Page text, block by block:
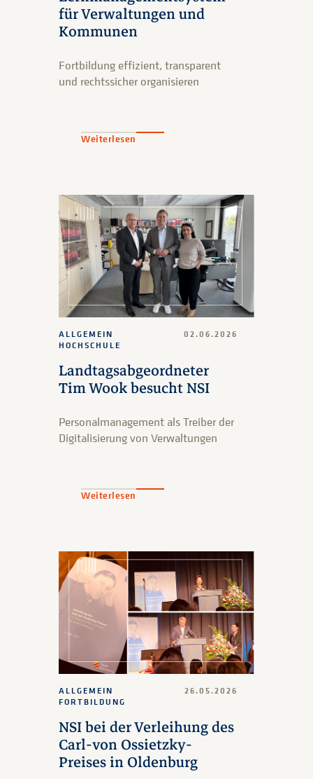
für Verwaltungen und
Kommunen
Fortbildung effizient, transparent
und rechtssicher organisieren
Weiterlesen
Landtagsabgeordneter
Tim Wook besucht NSI
ALLGEMEIN
HOCHSCHULE
02.06.2026
Personalmanagement als Treiber der
Digitalisierung von Verwaltungen
Weiterlesen
NSI bei der Verleihung des
Carl-von Ossietzky-
Preises in Oldenburg
ALLGEMEIN
FORTBILDUNG
26.05.2026